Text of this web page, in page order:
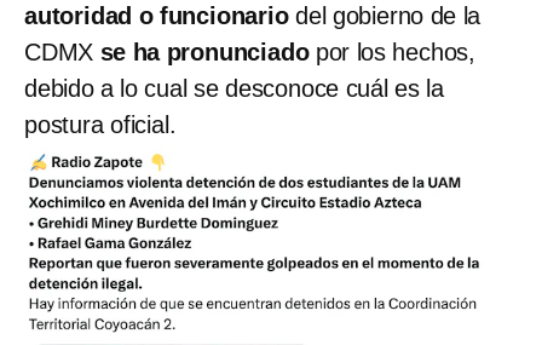
autoridad o funcionariodel gobierno de la
CDMX se ha pronunciado por los hechos,
debido a lo cual se desconoce cuál es la
postura oficial.